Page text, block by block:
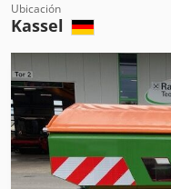
Ubicación
Kassel